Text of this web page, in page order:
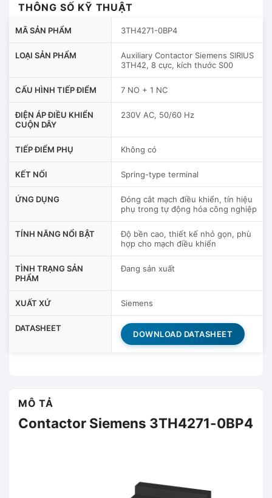
THÔNG SỐ KỸ THUẬT
MÃ SẢN PHẨM 3TH4271-0BP4
LOẠI SẢN PHẨM
Auxiliary Contactor Siemens SIRIUS
3TH42, 8 cực, kích thước S00
CẤU HÌNH TIẾP ĐIỂM 7 NO + 1 NC
ĐIỆN ÁP ĐIỀU KHIỂN
CUỘN DÂY
230V AC, 50/60 Hz
TIẾP ĐIỂM PHỤ Không có
KẾT NỐI Spring-type terminal
ỨNG DỤNG
Đóng cắt mạch điều khiển, tín hiệu
phụ trong tự động hóa công nghiệp
TÍNH NĂNG NỔI BẬT
Độ bền cao, thiết kế nhỏ gọn, phù
hợp cho mạch điều khiển
TÌNH TRẠNG SẢN
PHẨM
Đang sản xuất
XUẤT XỨ Siemens
DATASHEET
DOWNLOAD DATASHEET
MÔ TẢ
Contactor Siemens 3TH4271-0BP4